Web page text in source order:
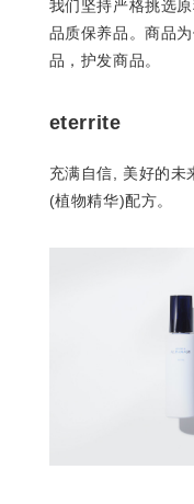
我们坚持严格挑选
品质保养品。商品
品，护发商品。
eterrite
充满自信, 美好的未
(植物精华)配方。